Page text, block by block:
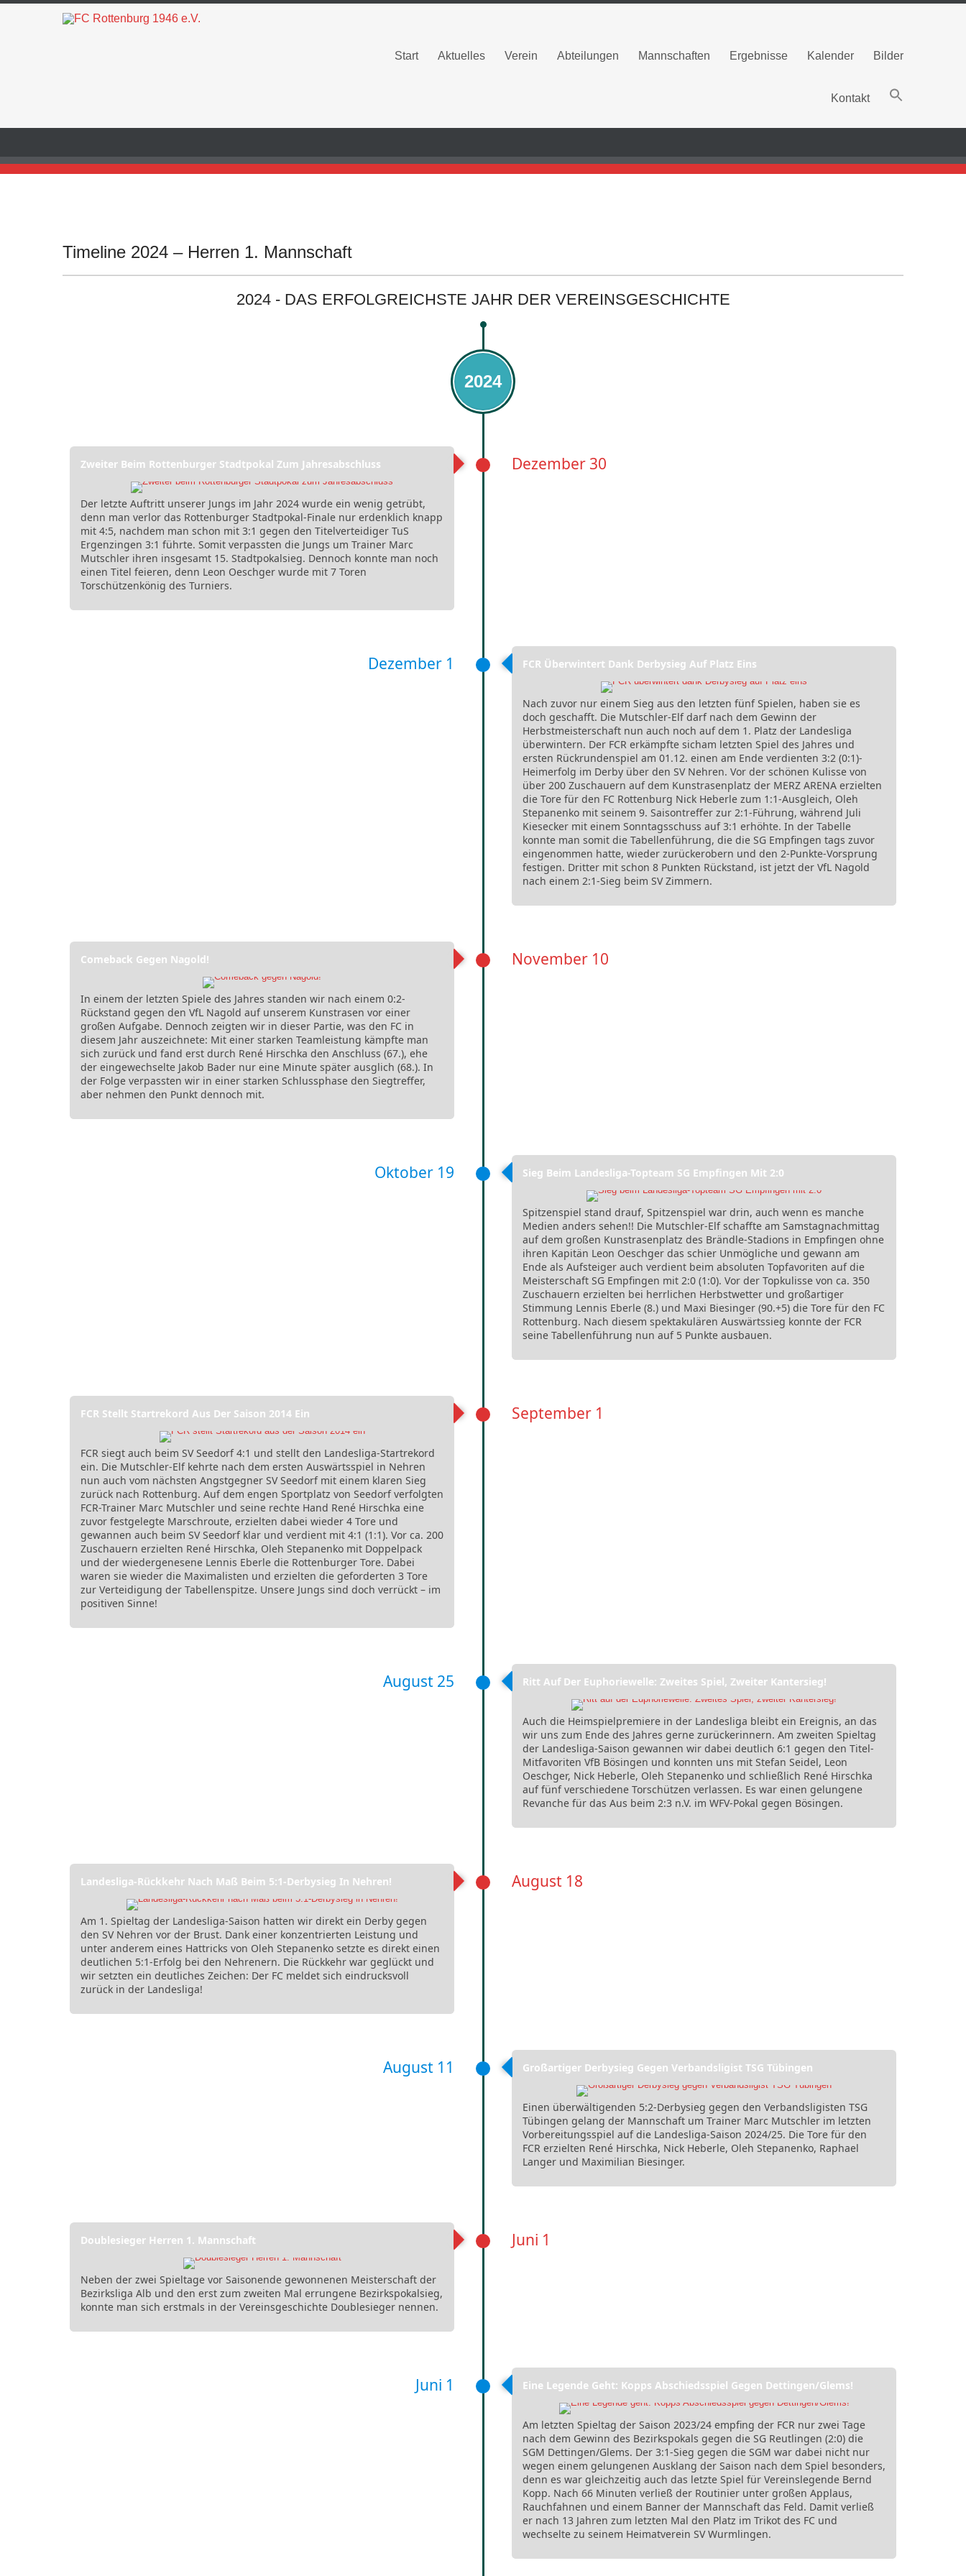
Start Aktuelles Verein Abteilungen Mannschaften Ergebnisse Kalender Bilder
Kontakt
Timeline 2024 – Herren 1. Mannschaft
2024 - DAS ERFOLGREICHSTE JAHR DER VEREINSGESCHICHTE
2024
Dezember 30
Zweiter Beim Rottenburger Stadtpokal Zum Jahresabschluss
Der letzte Auftritt unserer Jungs im Jahr 2024 wurde ein wenig getrübt,
denn man verlor das Rottenburger Stadtpokal-Finale nur erdenklich knapp
mit 4:5, nachdem man schon mit 3:1 gegen den Titelverteidiger TuS
Ergenzingen 3:1 führte. Somit verpassten die Jungs um Trainer Marc
Mutschler ihren insgesamt 15. Stadtpokalsieg. Dennoch konnte man noch
einen Titel feieren, denn Leon Oeschger wurde mit 7 Toren
Torschützenkönig des Turniers.
Dezember 1 FCR Überwintert Dank Derbysieg Auf Platz Eins
Nach zuvor nur einem Sieg aus den letzten fünf Spielen, haben sie es
doch geschafft. Die Mutschler-Elf darf nach dem Gewinn der
Herbstmeisterschaft nun auch noch auf dem 1. Platz der Landesliga
überwintern. Der FCR erkämpfte sicham letzten Spiel des Jahres und
ersten Rückrundenspiel am 01.12. einen am Ende verdienten 3:2 (0:1)-
Heimerfolg im Derby über den SV Nehren. Vor der schönen Kulisse von
über 200 Zuschauern auf dem Kunstrasenplatz der MERZ ARENA erzielten
die Tore für den FC Rottenburg Nick Heberle zum 1:1-Ausgleich, Oleh
Stepanenko mit seinem 9. Saisontreffer zur 2:1-Führung, während Juli
Kiesecker mit einem Sonntagsschuss auf 3:1 erhöhte. In der Tabelle
konnte man somit die Tabellenführung, die die SG Empfingen tags zuvor
eingenommen hatte, wieder zurückerobern und den 2-Punkte-Vorsprung
festigen. Dritter mit schon 8 Punkten Rückstand, ist jetzt der VfL Nagold
nach einem 2:1-Sieg beim SV Zimmern.
November 10
Comeback Gegen Nagold!
In einem der letzten Spiele des Jahres standen wir nach einem 0:2-
Rückstand gegen den VfL Nagold auf unserem Kunstrasen vor einer
großen Aufgabe. Dennoch zeigten wir in dieser Partie, was den FC in
diesem Jahr auszeichnete: Mit einer starken Teamleistung kämpfte man
sich zurück und fand erst durch René Hirschka den Anschluss (67.), ehe
der eingewechselte Jakob Bader nur eine Minute später ausglich (68.). In
der Folge verpassten wir in einer starken Schlussphase den Siegtreffer,
aber nehmen den Punkt dennoch mit.
Oktober 19 Sieg Beim Landesliga-Topteam SG Empfingen Mit 2:0
Spitzenspiel stand drauf, Spitzenspiel war drin, auch wenn es manche
Medien anders sehen!! Die Mutschler-Elf schaffte am Samstagnachmittag
auf dem großen Kunstrasenplatz des Brändle-Stadions in Empfingen ohne
ihren Kapitän Leon Oeschger das schier Unmögliche und gewann am
Ende als Aufsteiger auch verdient beim absoluten Topfavoriten auf die
Meisterschaft SG Empfingen mit 2:0 (1:0). Vor der Topkulisse von ca. 350
Zuschauern erzielten bei herrlichen Herbstwetter und großartiger
Stimmung Lennis Eberle (8.) und Maxi Biesinger (90.+5) die Tore für den FC
Rottenburg. Nach diesem spektakulären Auswärtssieg konnte der FCR
seine Tabellenführung nun auf 5 Punkte ausbauen.
September 1
FCR Stellt Startrekord Aus Der Saison 2014 Ein
FCR siegt auch beim SV Seedorf 4:1 und stellt den Landesliga-Startrekord
ein. Die Mutschler-Elf kehrte nach dem ersten Auswärtsspiel in Nehren
nun auch vom nächsten Angstgegner SV Seedorf mit einem klaren Sieg
zurück nach Rottenburg. Auf dem engen Sportplatz von Seedorf verfolgten
FCR-Trainer Marc Mutschler und seine rechte Hand René Hirschka eine
zuvor festgelegte Marschroute, erzielten dabei wieder 4 Tore und
gewannen auch beim SV Seedorf klar und verdient mit 4:1 (1:1). Vor ca. 200
Zuschauern erzielten René Hirschka, Oleh Stepanenko mit Doppelpack
und der wiedergenesene Lennis Eberle die Rottenburger Tore. Dabei
waren sie wieder die Maximalisten und erzielten die geforderten 3 Tore
zur Verteidigung der Tabellenspitze. Unsere Jungs sind doch verrückt – im
positiven Sinne!
August 25 Ritt Auf Der Euphoriewelle: Zweites Spiel, Zweiter Kantersieg!
Auch die Heimspielpremiere in der Landesliga bleibt ein Ereignis, an das
wir uns zum Ende des Jahres gerne zurückerinnern. Am zweiten Spieltag
der Landesliga-Saison gewannen wir dabei deutlich 6:1 gegen den Titel-
Mitfavoriten VfB Bösingen und konnten uns mit Stefan Seidel, Leon
Oeschger, Nick Heberle, Oleh Stepanenko und schließlich René Hirschka
auf fünf verschiedene Torschützen verlassen. Es war einen gelungene
Revanche für das Aus beim 2:3 n.V. im WFV-Pokal gegen Bösingen.
August 18
Landesliga-Rückkehr Nach Maß Beim 5:1-Derbysieg In Nehren!
Am 1. Spieltag der Landesliga-Saison hatten wir direkt ein Derby gegen
den SV Nehren vor der Brust. Dank einer konzentrierten Leistung und
unter anderem eines Hattricks von Oleh Stepanenko setzte es direkt einen
deutlichen 5:1-Erfolg bei den Nehrenern. Die Rückkehr war geglückt und
wir setzten ein deutliches Zeichen: Der FC meldet sich eindrucksvoll
zurück in der Landesliga!
August 11 Großartiger Derbysieg Gegen Verbandsligist TSG Tübingen
Einen überwältigenden 5:2-Derbysieg gegen den Verbandsligisten TSG
Tübingen gelang der Mannschaft um Trainer Marc Mutschler im letzten
Vorbereitungsspiel auf die Landesliga-Saison 2024/25. Die Tore für den
FCR erzielten René Hirschka, Nick Heberle, Oleh Stepanenko, Raphael
Langer und Maximilian Biesinger.
Juni 1
Doublesieger Herren 1. Mannschaft
Neben der zwei Spieltage vor Saisonende gewonnenen Meisterschaft der
Bezirksliga Alb und den erst zum zweiten Mal errungene Bezirkspokalsieg,
konnte man sich erstmals in der Vereinsgeschichte Doublesieger nennen.
Juni 1 Eine Legende Geht: Kopps Abschiedsspiel Gegen Dettingen/Glems!
Am letzten Spieltag der Saison 2023/24 empfing der FCR nur zwei Tage
nach dem Gewinn des Bezirkspokals gegen die SG Reutlingen (2:0) die
SGM Dettingen/Glems. Der 3:1-Sieg gegen die SGM war dabei nicht nur
wegen einem gelungenen Ausklang der Saison nach dem Spiel besonders,
denn es war gleichzeitig auch das letzte Spiel für Vereinslegende Bernd
Kopp. Nach 66 Minuten verließ der Routinier unter großen Applaus,
Rauchfahnen und einem Banner der Mannschaft das Feld. Damit verließ
er nach 13 Jahren zum letzten Mal den Platz im Trikot des FC und
wechselte zu seinem Heimatverein SV Wurmlingen.